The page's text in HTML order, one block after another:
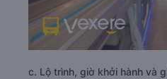
c. Lộ trình, giờ khởi hành và